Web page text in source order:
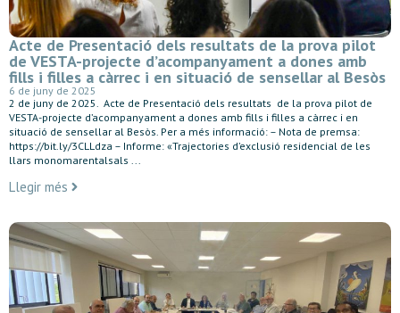
Acte de Presentació dels resultats de la prova pilot
de VESTA-projecte d’acompanyament a dones amb
fills i filles a càrrec i en situació de sensellar al Besòs
6 de juny de 2025
2 de juny de 2025. Acte de Presentació dels resultats de la prova pilot de
VESTA-projecte d’acompanyament a dones amb fills i filles a càrrec i en
situació de sensellar al Besòs. Per a més informació: – Nota de premsa:
https://bit.ly/3CLLdza – Informe: «Trajectories d’exclusió residencial de les
llars monomarentalsals ...
Llegir més